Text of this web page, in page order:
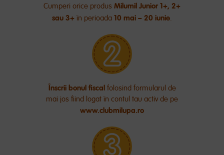
Cumperi orice produs Milumil Junior 1+, 2+
sau 3+ în perioada 10 mai – 20 iunie.
Înscrii bonul fiscalfolosind formularul de
mai jos fiind logat în contul tau activ de pe
www.clubmilupa.ro